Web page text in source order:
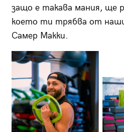
защо е такава мания, ще
което ти трябва от
Самер Макки.